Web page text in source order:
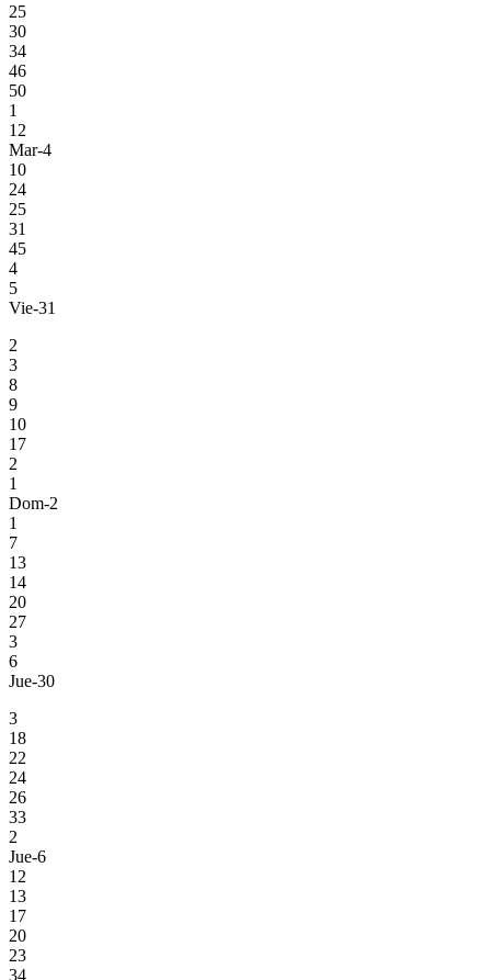
25
30
34
46
50
1
12
Mar-4
10
24
25
31
45
4
5
Vie-31
2
3
8
9
10
17
2
1
Dom-2
1
7
13
14
20
27
3
6
Jue-30
3
18
22
24
26
33
2
Jue-6
12
13
17
20
23
34